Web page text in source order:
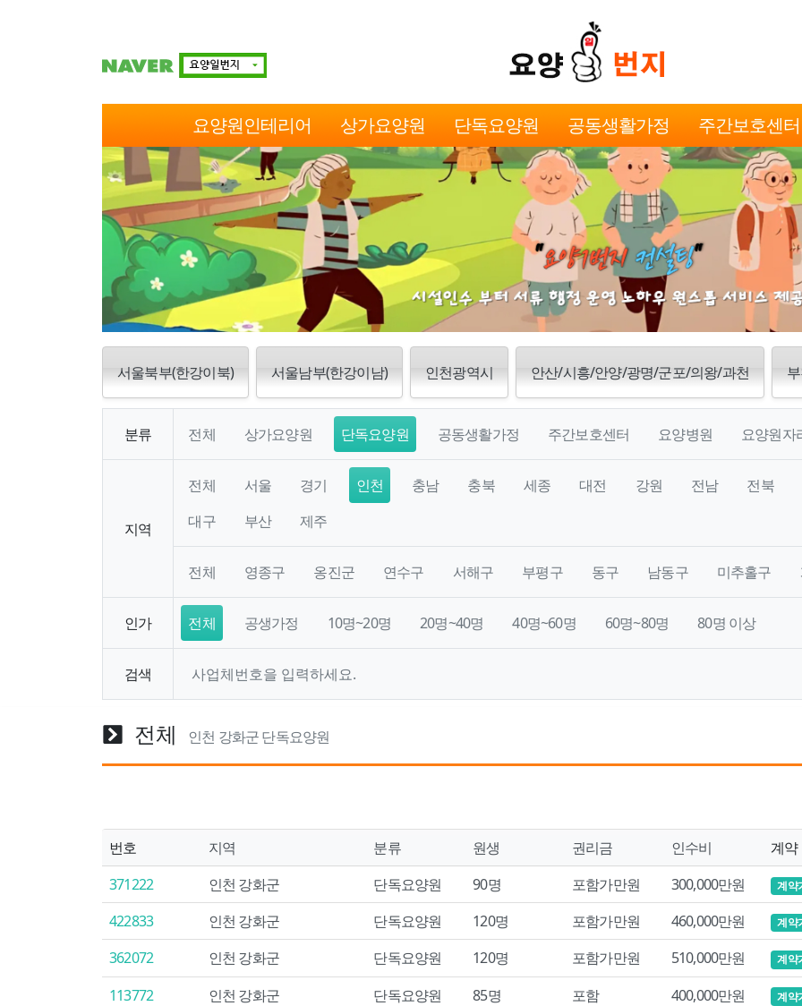
요양원인테리어 상가요양원 단독요양원 공동생활가정 주간보호센터
서울북부(한강이북) 서울남부(한강이남) 인천광역시 안산/시흥/안양/광명/군포/의왕/과천
분류 전체 상가요양원 단독요양원 공동생활가정 주간보호센터 요양병원 요양원자
지역
전체 서울 경기 인천 충남 충북 세종 대전 강원 전남
전북
대구
부산 제주
전체 영종구 옹진군 연수구 서해구 부평구 동구 남동구 미추홀구
인가 전체 공생가정 10명~20명 20명~40명 40명~60명 60명~80명 80명 이상
검색
전체 인천 강화군 단독요양원
번호 지역 분류 원생 권리금 인수비
계약
371222
인천 강화군 단독요양원 90명 포함가만원 300,000만원 계약
422833 인천 강화군 단독요양원 120명 포함가만원 460,000만원 계약
362072 인천 강화군 단독요양원 120명 포함가만원 510,000만원 계약
113772 인천 강화군 단독요양원 85명 포함 400,000만원 계약